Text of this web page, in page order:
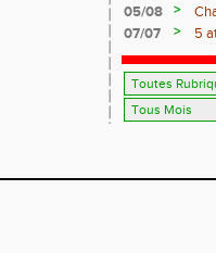
05/08
>
07/07
>
5